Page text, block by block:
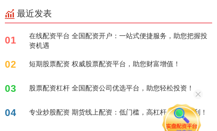
最近发表
01
在线配资平台 全国配资开户：一站式便捷服务，助您把握投
资机遇
02 短期股票配资 权威股票配资平台，助您财富增值！
03 股票配资杠杆 全国配资公司优选平台，助您轻松投资！
04 专业炒股配资 期货线上配资：低门槛，高杠杆，助您盈利！